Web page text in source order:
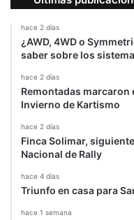
hace 2 días
¿AWD, 4WD o
saber sobre los
hace 2 días
Remontadas marcaron
Invierno de Kartismo
hace 2 días
Finca Solimar,
Nacional de Rally
hace 4 días
Triunfo en casa para
hace 1 semana